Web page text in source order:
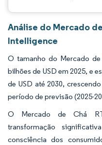
Análise do Mercado
Intelligence
O tamanho do Mercado
bilhões de USD em 2025, e
de USD até 2030,
período de previsão (2025-
O Mercado de Chá
transformação
consciência dos